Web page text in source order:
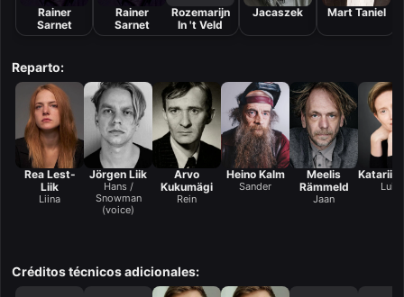
Rainer
Sarnet
Rainer
Sarnet
Rozemarijn
In 't Veld
Jacaszek Mart Taniel
Reparto:
Rea Lest-
Liik
Liina
Jörgen Liik
Hans /
Snowman
(voice)
Arvo
Kukumägi
Rein
Heino Kalm
Sander
Meelis
Rämmeld
Jaan
Luise
Créditos técnicos adicionales: